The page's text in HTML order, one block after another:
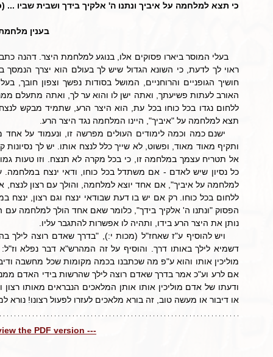
כי תצא למלחמה על איביך ונתנו ה' אלקיך בידך ושבית שביו ...
בענין
תצא למלחמה על "איביך", היינו המלחמה נגד היצר הרע.
נותן את היצר הרע בידו, ותהיה לו אפשרות להתגבר עליו.
או דיבור או מעשה טוב, זה בורא מלאכים לעזרו לפעול רצונו! נורא
the PDF version ---